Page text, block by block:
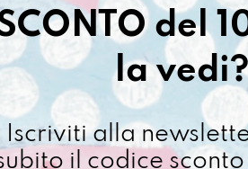
€
[
del
la vedi?
Iscriviti alla
il codice